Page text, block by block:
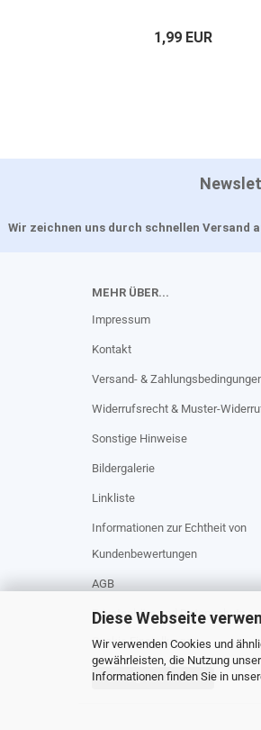
Diese Webseite
Wir verwenden Cookies und
gewährleisten, die Nutzung
Informationen finden Sie in
1,99 EUR
Wir zeichnen uns durch schnellen Versand
MEHR ÜBER...
Impressum
Kontakt
Versand- &
Widerrufsrecht & Muster-
Sonstige Hinweise
Bildergalerie
Linkliste
Informationen zur Echtheit von
Kundenbewertungen
AGB
Privatsphäre und Datenschutz
Cookie Einstellungen
Vertrag widerrufen